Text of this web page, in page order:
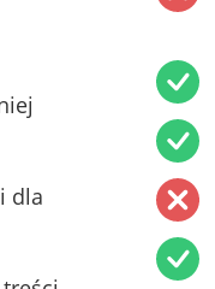
dla